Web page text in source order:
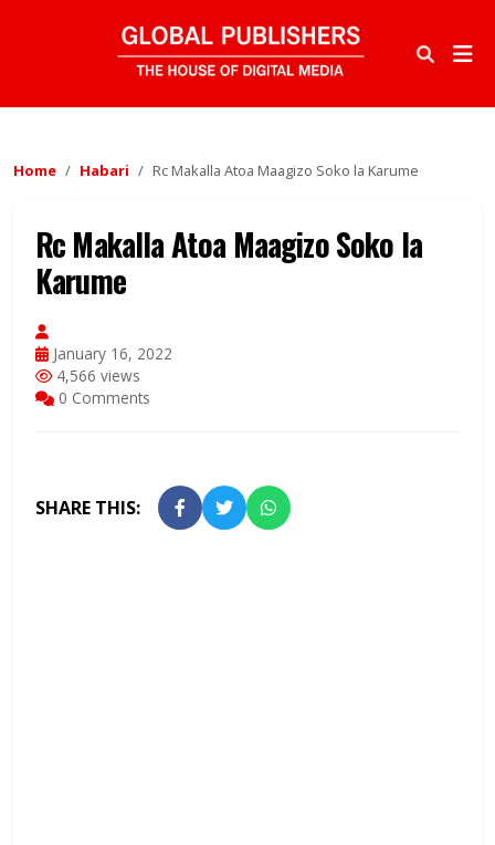
Home Habari Rc Makalla Atoa Maagizo Soko la Karume
Rc Makalla Atoa Maagizo Soko la
Karume
January 16, 2022
4,566 views
0 Comments
SHARE THIS: